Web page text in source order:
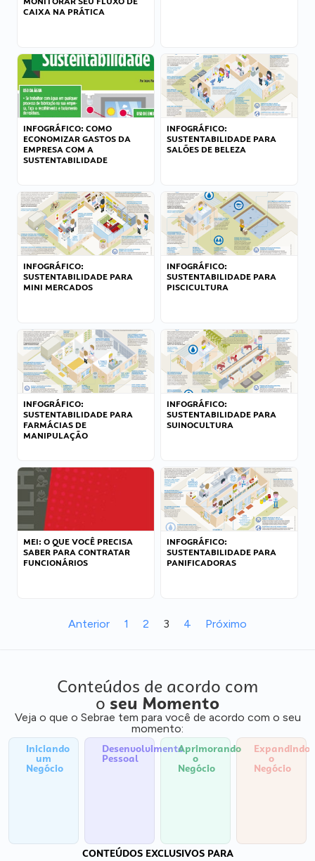
CAIXA NA PRÁTICA
INFOGRÁFICO: COMO
ECONOMIZAR GASTOS DA
EMPRESA COM A
SUSTENTABILIDADE
INFOGRÁFICO:
SUSTENTABILIDADE PARA
SALÕES DE BELEZA
INFOGRÁFICO:
SUSTENTABILIDADE PARA
MINI MERCADOS
INFOGRÁFICO:
SUSTENTABILIDADE PARA
PISCICULTURA
INFOGRÁFICO:
SUSTENTABILIDADE PARA
FARMÁCIAS DE
MANIPULAÇÃO
INFOGRÁFICO:
SUSTENTABILIDADE PARA
SUINOCULTURA
MEI: O QUE VOCÊ PRECISA
SABER PARA CONTRATAR
FUNCIONÁRIOS
INFOGRÁFICO:
SUSTENTABILIDADE PARA
PANIFICADORAS
Anterior 1 2 3 4 Próximo
Conteúdos de acordo com
o seu Momento
Veja o que o Sebrae tem para você de acordo com o seu
momento:
Iniciando
um
Negócio
Desenvolvimento
Pessoal
Aprimorando
o
Negócio
Expandindo
o
Negócio
CONTEÚDOS EXCLUSIVOS PARA